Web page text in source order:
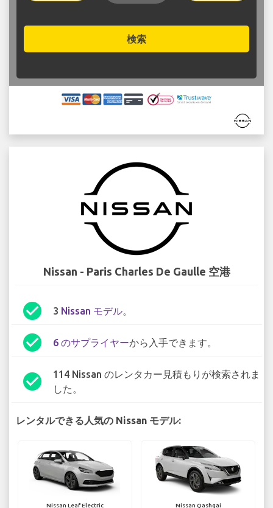
検索
Nissan - Paris Charles De Gaulle 空港
check_circle 3 Nissan モデル。
check_circle 6 のサプライヤーから入手できます。
check_circle
114 Nissan のレンタカー見積もりが検索されま
した。
レンタルできる人気の Nissan モデル:
Nissan Leaf Electric Nissan Qashqai